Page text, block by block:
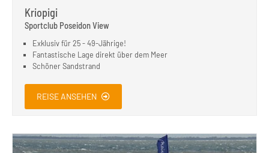
Kriopigi
Sportclub Poseidon View
Exklusiv für 25 - 49-Jährige!
Fantastische Lage direkt über dem Meer
Schöner Sandstrand
REISE ANSEHEN